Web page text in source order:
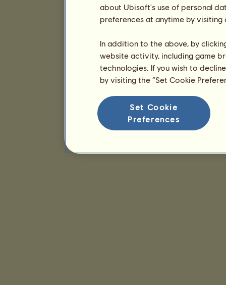
about Ubisoft's use of personal
preferences at anytime by
In addition to the above, by
website activity, including game
technologies. If you wish to
by visiting the “Set Cookie
Set Cookie
Preferences